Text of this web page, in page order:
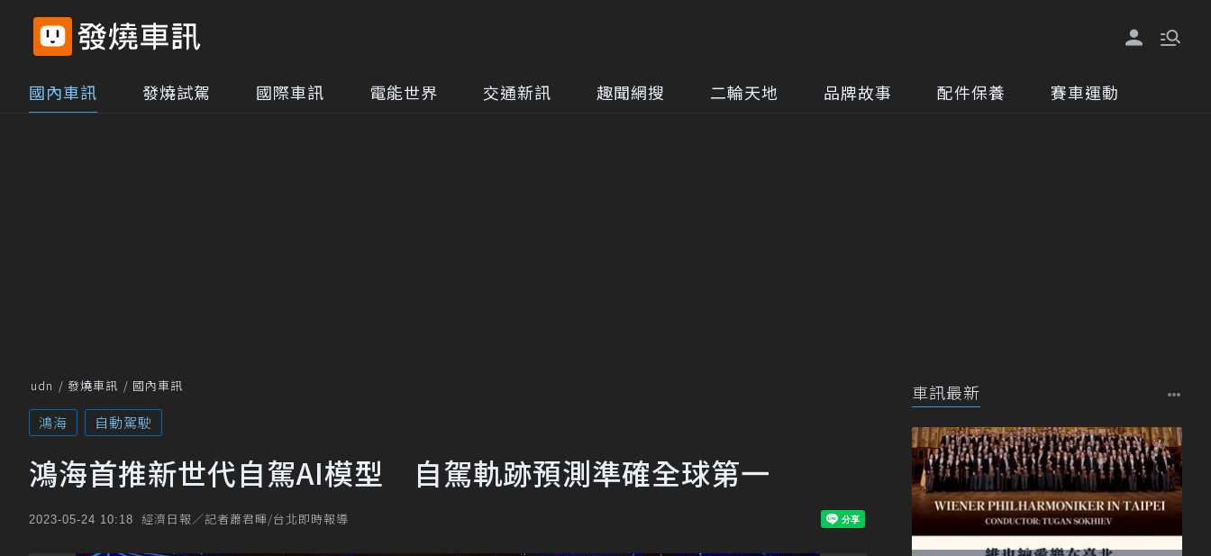
國內車訊 發燒試駕 國際車訊 電能世界 交通新訊 趣聞網搜 二輪天地 品牌故事 配件保養 賽車運動
udn 發燒車訊 國內車訊
鴻海 自動駕駛
鴻海首推新世代自駕AI模型 自駕軌跡預測準確全球第一
2023-05-24 10:18 經濟日報／記者蕭君暉/台北即時報導
車訊最新